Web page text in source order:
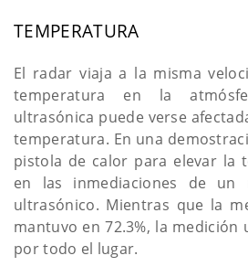
TEMPERATURA
El radar viaja a la misma
temperatura en la
ultrasónica puede verse
temperatura. En una
pistola de calor para elevar la
en las inmediaciones de
ultrasónico. Mientras que la
mantuvo en 72.3%, la
por todo el lugar.